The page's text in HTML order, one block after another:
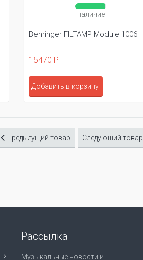
наличие
Behringer FILTAMP Module 1006
15470 Р
Добавить в корзину
Предыдущий товар Следующий товар
Рассылка
Музыкальные новости и